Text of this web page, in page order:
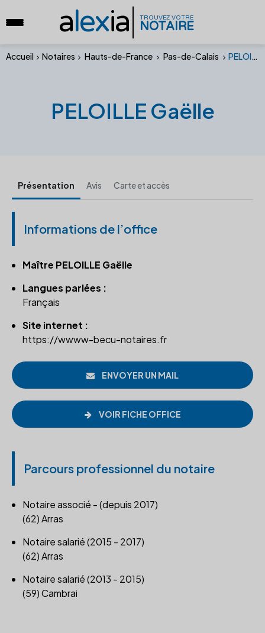
alexia TROUVEZ VOTRE
NOTAIRE
Accueil Notaires Hauts-de-France Pas-de-Calais PELOILLE Gaëlle
PELOILLE Gaëlle
Présentation Avis Carte et accès
Informations de l’office
Maître PELOILLE Gaëlle
Langues parlées :
Français
Site internet :
https://wwww-becu-notaires.fr
ENVOYER UN MAIL
VOIR FICHE OFFICE
Parcours professionnel du notaire
Notaire associé - (depuis 2017)
(62) Arras
Notaire salarié (2015 - 2017)
(62) Arras
Notaire salarié (2013 - 2015)
(59) Cambrai